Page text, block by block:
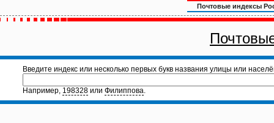
Почтовые индексы
Введите индекс или несколько первых букв названия улицы или
Например, 198328 или Филиппова.